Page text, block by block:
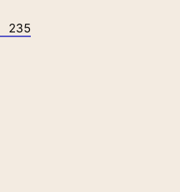
235